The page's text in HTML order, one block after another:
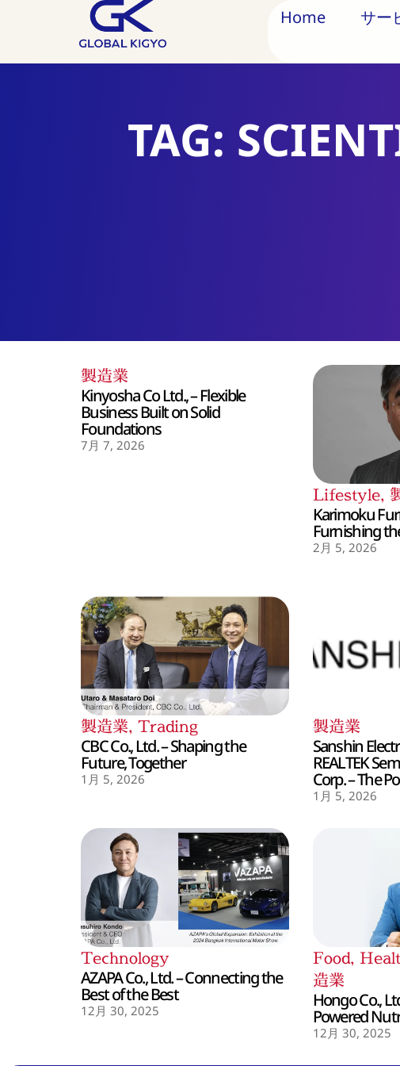
Home サー
TAG:
製造業
Kinyosha Co Ltd., – Flexible
Business Built on Solid
Foundations
7月 7, 2026
Lifestyle,
Karimoku
Furnishing
2月 5, 2026
製造業, Trading
CBC Co., Ltd. – Shaping the
Future, Together
1月 5, 2026
製造業
Sanshin
REALTEK
Corp. – The
1月 5, 2026
Technology
AZAPA Co., Ltd. – Connecting the
Best of the Best
12月 30, 2025
Food,
造業
Hongo Co.,
Powered
12月 30, 2025